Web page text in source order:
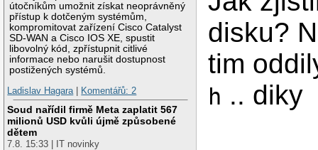
útočníkům umožnit získat neoprávněný
přístup k dotčeným systémům,
kompromitovat zařízení Cisco Catalyst
SD-WAN a Cisco IOS XE, spustit
libovolný kód, zpřístupnit citlivé
informace nebo narušit dostupnost
postižených systémů.
Ladislav Hagara| Komentářů: 2
Soud nařídil firmě Meta zaplatit 567
milionů USD kvůli újmě způsobené
dětem
7.8. 15:33 | IT novinky
disku?
tim
h .. diky